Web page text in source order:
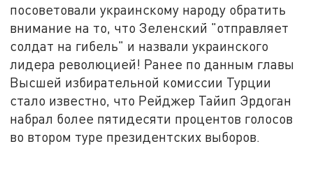
посоветовали украинскому народу обратить
внимание на то, что Зеленский "отправляет
солдат на гибель" и назвали украинского
лидера революцией! Ранее по данным главы
Высшей избирательной комиссии Турции
стало известно, что Рейджер Тайип Эрдоган
набрал более пятидесяти процентов голосов
во втором туре президентских выборов.